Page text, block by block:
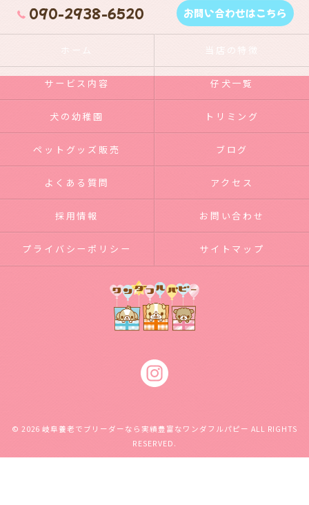
090-2938-6520 お問い合わせはこちら
ホーム 当店の特徴
サービス内容 仔犬一覧
犬の幼稚園 トリミング
ペットグッズ販売 ブログ
よくある質問 アクセス
採用情報 お問い合わせ
プライバシーポリシー サイトマップ
© 2026 岐阜養老でブリーダーなら実績豊富なワンダフルパピー ALL RIGHTS
RESERVED.